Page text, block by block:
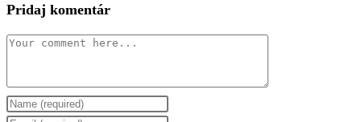
Pridaj komentár
Comment
Enter